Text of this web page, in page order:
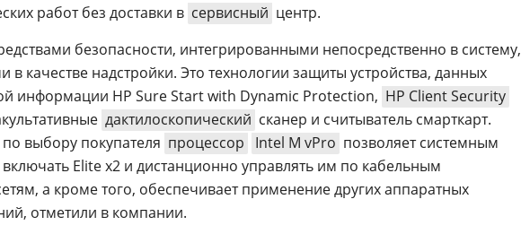
работ без доставки в сервисный центр.
безопасности, интегрированными непосредственно в систему,
в качестве надстройки. Это технологии защиты устройства, данных
информации HP Sure Start with Dynamic Protection, HP Client Security
дактилоскопический сканер и считыватель смарткарт.
выбору покупателя процессор Intel M vPro позволяет системным
Elite x2 и дистанционно управлять им по кабельным
а кроме того, обеспечивает применение других аппаратных
отметили в компании.